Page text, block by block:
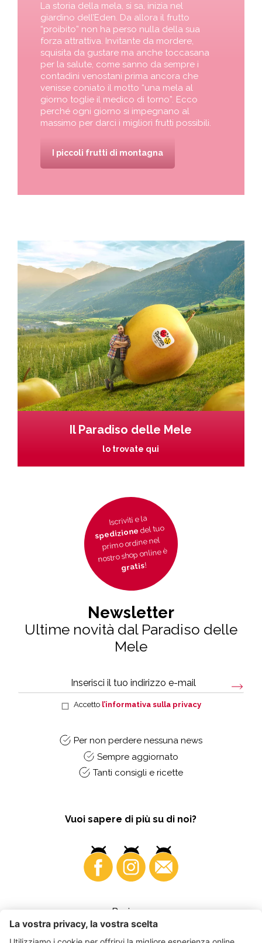
La storia della mela, si sa, inizia nel
giardino dell’Eden. Da allora il frutto
“proibito” non ha perso nulla della sua
forza attrattiva. Invitante da mordere,
squisita da gustare ma anche toccasana
per la salute, come sanno da sempre i
contadini venostani prima ancora che
venisse coniato il motto “una mela al
giorno toglie il medico di torno”. Ecco
perché ogni giorno si impegnano al
massimo per darci i migliori frutti possibili.
I piccoli frutti di montagna
Il Paradiso delle Mele
lo trovate qui
Iscriviti e la
spedizionedel tuo
primo ordine nel
nostro shop online è
gratis!
Newsletter
Ultime novità dal Paradiso delle
Mele
Accetto l’informativa sulla privacy
Per non perdere nessuna news
Sempre aggiornato
Tanti consigli e ricette
Vuoi sapere di più su di noi?
Business